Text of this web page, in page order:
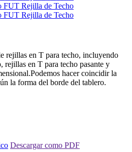
rejillas en T para techo, incluyendo
rejillas en T para techo pasante y
hacer coincidir la
la forma del borde del tablero.
Descargar como PDF